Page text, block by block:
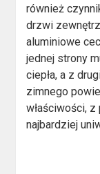
również
drzwi
aluminiowe
jednej strony
ciepła, a z
zimnego
właściwości,
najbardziej